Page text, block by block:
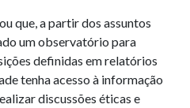
que, a partir dos assuntos
um observatório para
definidas em relatórios
tenha acesso à informação
discussões éticas e